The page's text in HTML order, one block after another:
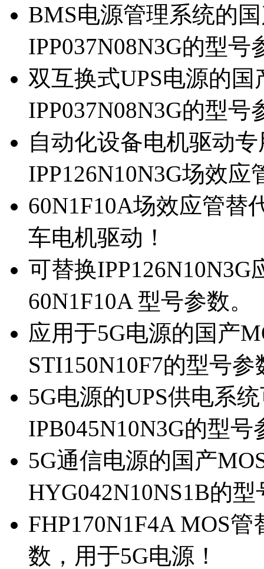
BMS电源管理系统的
IPP037N08N3G的型号
双互换式UPS电源的
IPP037N08N3G的型号
自动化设备电机驱动
IPP126N10N3G场效应
60N1F10A场效应管替
车电机驱动！
可替换
60N1F10A 型号参数。
应用于5G电源的国产
STI150N10F7的型号参
5G电源的UPS供电系
IPB045N10N3G的型号
5G通信电源的国产
HYG042N10NS1B的
FHP170N1F4A MOS
数，用于5G电源！